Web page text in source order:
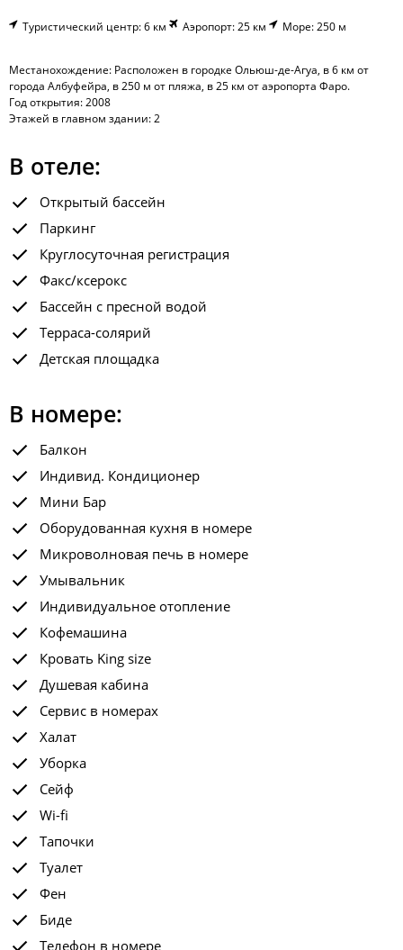
Туристический центр: 6 км Аэропорт: 25 км Море: 250 м
Местанохождение: Расположен в городке Ольюш-де-Агуа, в 6 км от
города Албуфейра, в 250 м от пляжа, в 25 км от аэропорта Фаро.
Год открытия: 2008
Этажей в главном здании: 2
В отеле:
Открытый бассейн
Паркинг
Круглосуточная регистрация
Факс/ксерокс
Бассейн с пресной водой
Терраса-солярий
Детская площадка
В номере:
Балкон
Индивид. Кондиционер
Мини Бар
Оборудованная кухня в номере
Микроволновая печь в номере
Умывальник
Индивидуальное отопление
Кофемашина
Кровать King size
Душевая кабина
Сервис в номерах
Халат
Уборка
Сейф
Wi-fi
Тапочки
Туалет
Фен
Биде
Телефон в номере